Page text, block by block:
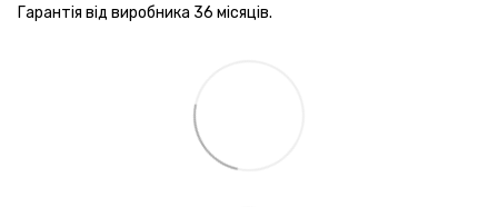
Гарантія від виробника 36 місяців.